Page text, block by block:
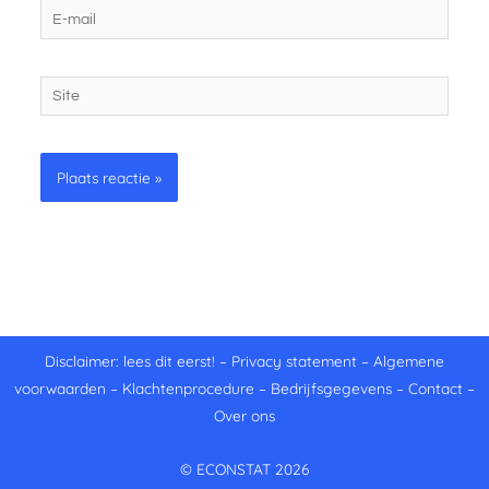
mail
Site
Disclaimer: lees dit eerst! – Privacy statement – Algemene
voorwaarden – Klachtenprocedure – Bedrijfsgegevens – Contact –
Over ons
© ECONSTAT 2026